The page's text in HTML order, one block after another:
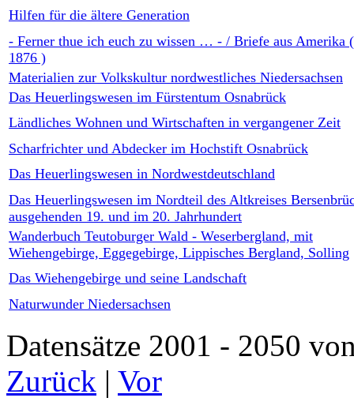
Hilfen für die ältere Generation
- Ferner thue ich euch zu wissen … - / Briefe aus Amerika
1876 )
Materialien zur Volkskultur nordwestliches Niedersachsen
Das Heuerlingswesen im Fürstentum Osnabrück
Ländliches Wohnen und Wirtschaften in vergangener Zeit
Scharfrichter und Abdecker im Hochstift Osnabrück
Das Heuerlingswesen in Nordwestdeutschland
Das Heuerlingswesen im Nordteil des Altkreises
ausgehenden 19. und im 20. Jahrhundert
Wanderbuch Teutoburger Wald - Weserbergland, mit
Wiehengebirge, Eggegebirge, Lippisches Bergland, Solling
Das Wiehengebirge und seine Landschaft
Naturwunder Niedersachsen
Datensätze 2001 - 2050
Zurück | Vor